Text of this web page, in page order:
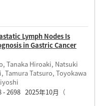
Lymph Nodes Is
in Gastric Cancer
Tanaka Hiroaki, Natsuki
Tamura Tatsuro, Toyokawa
2698 2025年10月 （